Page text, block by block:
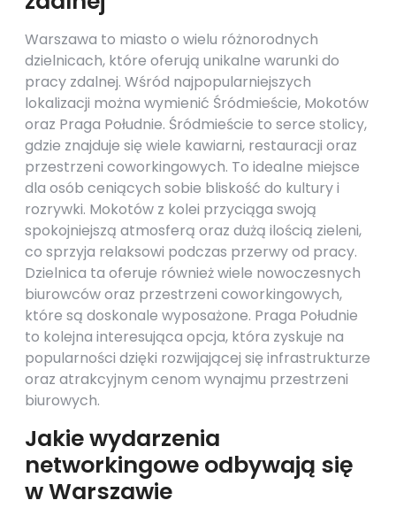
Warszawa to miasto o wielu różnorodnych
dzielnicach, które oferują unikalne warunki do
pracy zdalnej. Wśród najpopularniejszych
lokalizacji można wymienić Śródmieście, Mokotów
oraz Praga Południe. Śródmieście to serce stolicy,
gdzie znajduje się wiele kawiarni, restauracji oraz
przestrzeni coworkingowych. To idealne miejsce
dla osób ceniących sobie bliskość do kultury i
rozrywki. Mokotów z kolei przyciąga swoją
spokojniejszą atmosferą oraz dużą ilością zieleni,
co sprzyja relaksowi podczas przerwy od pracy.
Dzielnica ta oferuje również wiele nowoczesnych
biurowców oraz przestrzeni coworkingowych,
które są doskonale wyposażone. Praga Południe
to kolejna interesująca opcja, która zyskuje na
popularności dzięki rozwijającej się infrastrukturze
oraz atrakcyjnym cenom wynajmu przestrzeni
biurowych.
Jakie wydarzenia
networkingowe odbywają się
w Warszawie